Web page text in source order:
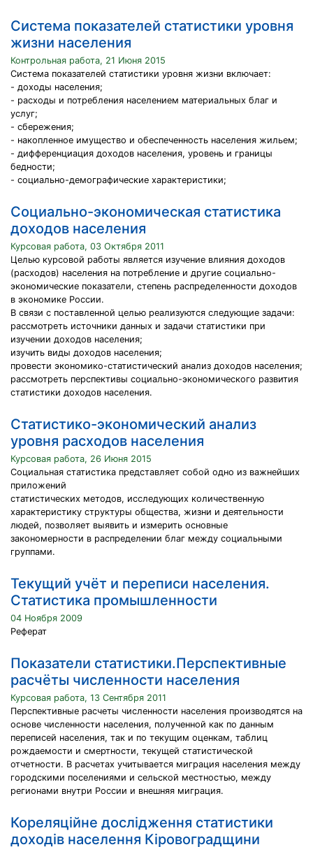
Система показателей статистики уровня
жизни населения
Контрольная работа, 21 Июня 2015
Система показателей статистики уровня жизни включает:
- доходы населения;
- расходы и потребления населением материальных благ и
услуг;
- сбережения;
- накопленное имущество и обеспеченность населения жильем;
- дифференциация доходов населения, уровень и границы
бедности;
- социально-демографические характеристики;
Социально-экономическая статистика
доходов населения
Курсовая работа, 03 Октября 2011
Целью курсовой работы является изучение влияния доходов
(расходов) населения на потребление и другие социально-
экономические показатели, степень распределенности доходов
в экономике России.
В связи с поставленной целью реализуются следующие задачи:
рассмотреть источники данных и задачи статистики при
изучении доходов населения;
изучить виды доходов населения;
провести экономико-статистический анализ доходов населения;
рассмотреть перспективы социально-экономического развития
статистики доходов населения.
Статистико-экономический анализ
уровня расходов населения
Курсовая работа, 26 Июня 2015
Социальная статистика представляет собой одно из важнейших
приложений
статистических методов, исследующих количественную
характеристику структуры общества, жизни и деятельности
людей, позволяет выявить и измерить основные
закономерности в распределении благ между социальными
группами.
Текущий учёт и переписи населения.
Статистика промышленности
04 Ноября 2009
Реферат
Показатели статистики.Перспективные
расчёты численности населения
Курсовая работа, 13 Сентября 2011
Перспективные расчеты численности населения производятся на
основе численности населения, полученной как по данным
переписей населения, так и по текущим оценкам, таблиц
рождаемости и смертности, текущей статистической
отчетности. В расчетах учитывается миграция населения между
городскими поселениями и сельской местностью, между
регионами внутри России и внешняя миграция.
Кореляційне дослідження статистики
доходів населення Кіровоградщини